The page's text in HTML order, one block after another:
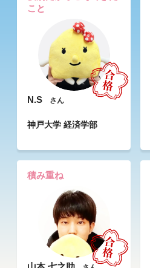
こと
N.S さん
神戸大学 経済学部
積み重ね